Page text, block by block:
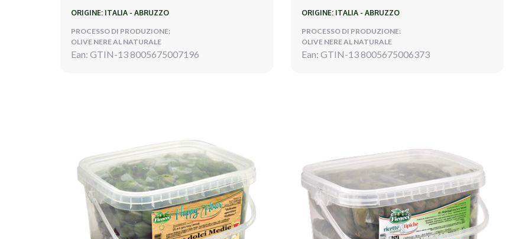
ORIGINE: ITALIA - ABRUZZO
PROCESSO DI PRODUZIONE:
OLIVE NERE AL NATURALE
Ean: GTIN-13 8005675007196
ORIGINE: ITALIA - ABRUZZO
PROCESSO DI PRODUZIONE:
OLIVE NERE AL NATURALE
Ean: GTIN-13 8005675006373